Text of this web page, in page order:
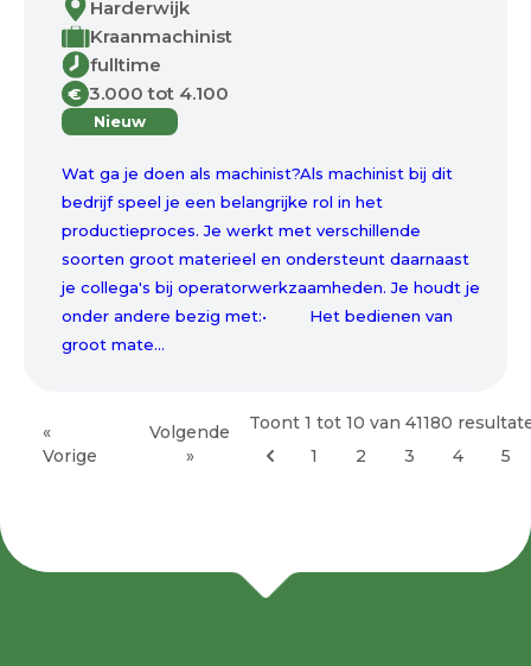
Harderwijk
Kraanmachinist
fulltime
€ 3.000 tot 4.100
Nieuw
Wat ga je doen als machinist?Als machinist bij dit
bedrijf speel je een belangrijke rol in het
productieproces. Je werkt met verschillende
soorten groot materieel en ondersteunt daarnaast
je collega's bij operatorwerkzaamheden. Je houdt je
onder andere bezig met:• Het bedienen van
groot mate...
«
Vorige
Volgende
»
Toont 1 tot 10 van 41180
1
2 3 4 5